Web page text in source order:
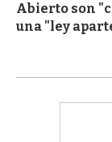
Abierto son
una "ley